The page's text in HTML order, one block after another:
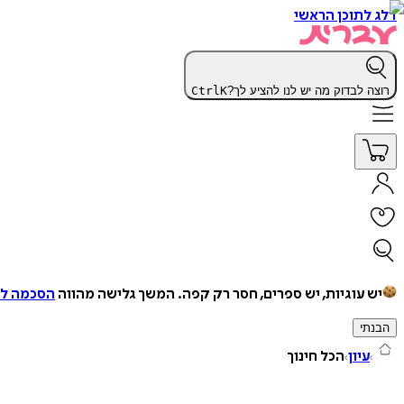
דלג לתוכן הראשי
רוצה לבדוק מה יש לנו להציע לך? CtrlK
יש עוגיות, יש ספרים, חסר רק קפה. המשך גלישה מהווה הסכמה
הבנתי
עיון הכל חינוך